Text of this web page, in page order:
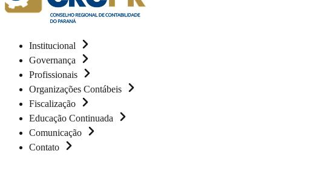
Institucional
Governança
Profissionais
Organizações Contábeis
Fiscalização
Educação Continuada
Comunicação
Contato